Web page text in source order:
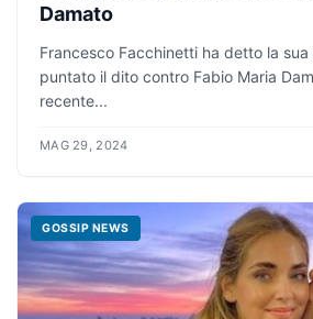
Damato
Francesco Facchinetti ha detto la sua
puntato il dito contro Fabio Maria
recente...
MAG 29, 2024
GOSSIP NEWS